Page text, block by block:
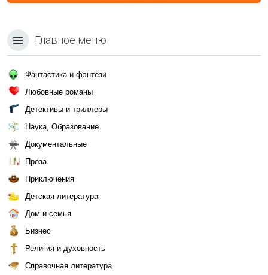
Главное меню
Фантастика и фэнтези
Любовные романы
Детективы и триллеры
Наука, Образование
Документальные
Проза
Приключения
Детская литература
Дом и семья
Бизнес
Религия и духовность
Справочная литература